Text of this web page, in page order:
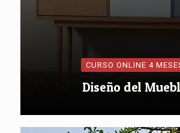
CURSO ONLINE 4
Diseño del